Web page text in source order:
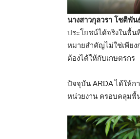
นางสาวกุลวรา โชติพั
ประโยชน์ได้จริงในพื้น
หมายสำคัญไม่ใช่เพียง
ต้องได้ให้กับเกษตรกร
ปัจจุบัน ARDA ได้ให้ก
หน่วยงาน ครอบคลุมพื้